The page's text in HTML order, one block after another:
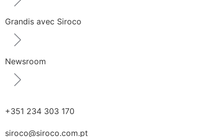
Grandis avec Siroco
Newsroom
+351 234 303 170
siroco@siroco.com.pt